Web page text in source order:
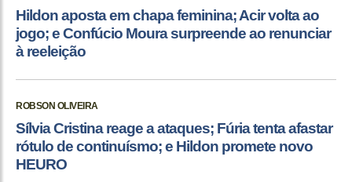
Hildon aposta em chapa feminina; Acir volta ao
jogo; e Confúcio Moura surpreende ao renunciar
à reeleição
ROBSON OLIVEIRA
Sílvia Cristina reage a ataques; Fúria tenta afastar
rótulo de continuísmo; e Hildon promete novo
HEURO